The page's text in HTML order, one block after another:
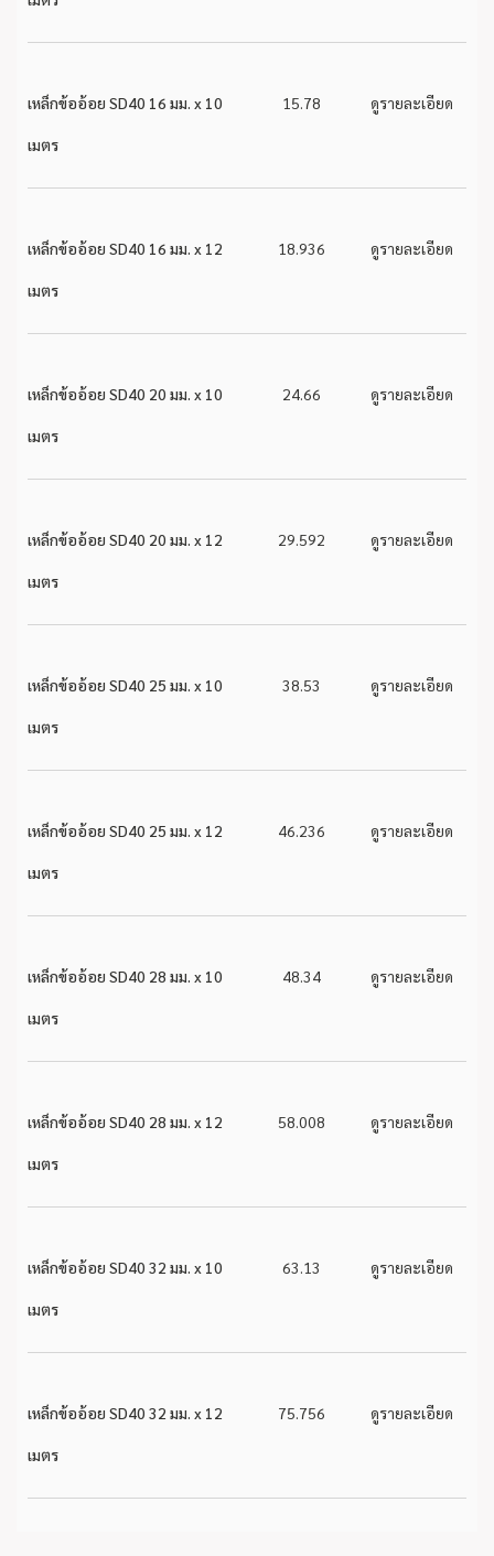
เหล็กข้ออ้อย SD40 16 มม. x 10
เมตร
15.78 ดูรายละเอียด
เหล็กข้ออ้อย SD40 16 มม. x 12
เมตร
18.936 ดูรายละเอียด
เหล็กข้ออ้อย SD40 20 มม. x 10
เมตร
24.66 ดูรายละเอียด
เหล็กข้ออ้อย SD40 20 มม. x 12
เมตร
29.592 ดูรายละเอียด
เหล็กข้ออ้อย SD40 25 มม. x 10
เมตร
38.53 ดูรายละเอียด
เหล็กข้ออ้อย SD40 25 มม. x 12
เมตร
46.236 ดูรายละเอียด
เหล็กข้ออ้อย SD40 28 มม. x 10
เมตร
48.34 ดูรายละเอียด
เหล็กข้ออ้อย SD40 28 มม. x 12
เมตร
58.008 ดูรายละเอียด
เหล็กข้ออ้อย SD40 32 มม. x 10
เมตร
63.13 ดูรายละเอียด
เหล็กข้ออ้อย SD40 32 มม. x 12
เมตร
75.756 ดูรายละเอียด